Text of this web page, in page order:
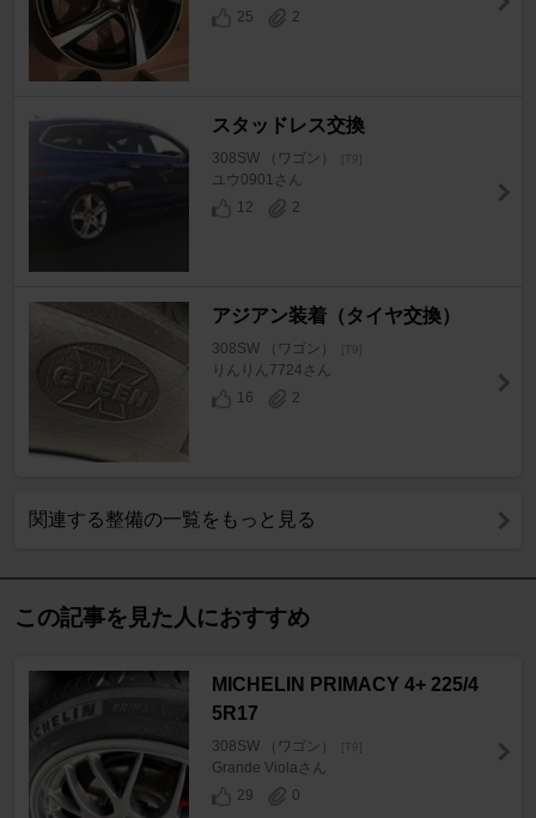
25
2
スタッドレス交換
308SW （ワゴン） [T9]
ユウ0901さん
12
2
アジアン装着（タイヤ交換）
308SW （ワゴン） [T9]
りんりん7724さん
16
2
関連する整備の一覧をもっと見る
この記事を見た人におすすめ
MICHELIN PRIMACY 4+ 225/4
5R17
308SW （ワゴン） [T9]
Grande Violaさん
29
0